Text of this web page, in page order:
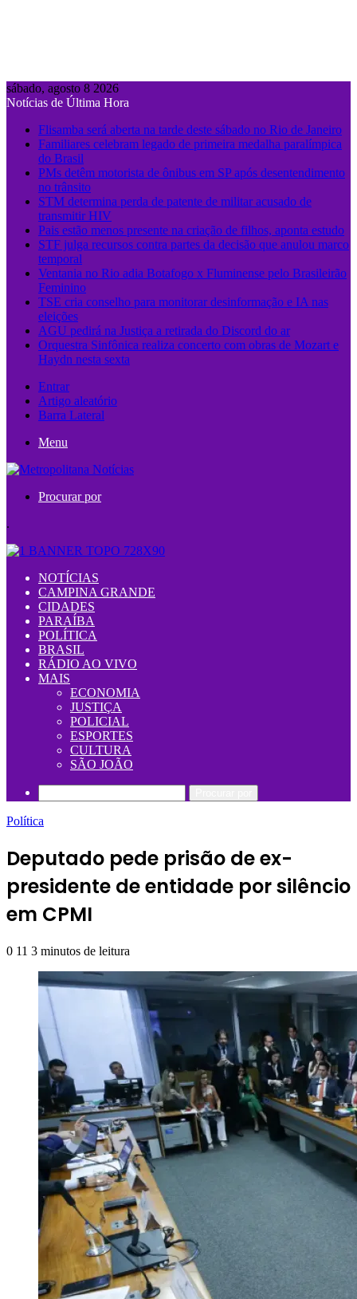
sábado, agosto 8 2026
Notícias de Última Hora
Flisamba será aberta na tarde deste sábado no Rio de Janeiro
Familiares celebram legado de primeira medalha paralímpica
do Brasil
PMs detêm motorista de ônibus em SP após desentendimento
no trânsito
STM determina perda de patente de militar acusado de
transmitir HIV
Pais estão menos presente na criação de filhos, aponta estudo
STF julga recursos contra partes da decisão que anulou marco
temporal
Ventania no Rio adia Botafogo x Fluminense pelo Brasileirão
Feminino
TSE cria conselho para monitorar desinformação e IA nas
eleições
AGU pedirá na Justiça a retirada do Discord do ar
Orquestra Sinfônica realiza concerto com obras de Mozart e
Haydn nesta sexta
Entrar
Artigo aleatório
Barra Lateral
Menu
Procurar por
.
NOTÍCIAS
CAMPINA GRANDE
CIDADES
PARAÍBA
POLÍTICA
BRASIL
RÁDIO AO VIVO
MAIS
ECONOMIA
JUSTIÇA
POLICIAL
ESPORTES
CULTURA
SÃO JOÃO
Política
Deputado pede prisão de ex-
presidente de entidade por silêncio
em CPMI
0 11 3 minutos de leitura